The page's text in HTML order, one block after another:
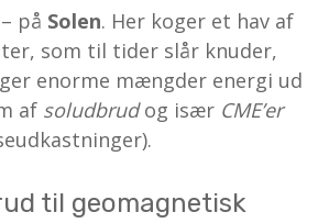
på Solen. Her koger et hav af
som til tider slår knuder,
enorme mængder energi ud
af soludbrudog især CME’er
til geomagnetisk